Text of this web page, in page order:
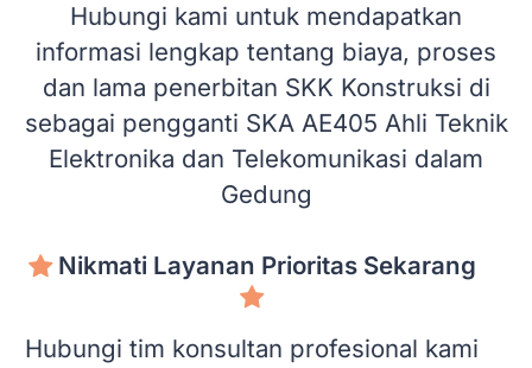
Hubungi kami untuk mendapatkan
informasi lengkap tentang biaya, proses
dan lama penerbitan SKK Konstruksi di
sebagai pengganti SKA AE405 Ahli Teknik
Elektronika dan Telekomunikasi dalam
Gedung
Nikmati Layanan Prioritas Sekarang
Hubungi tim konsultan profesional kami